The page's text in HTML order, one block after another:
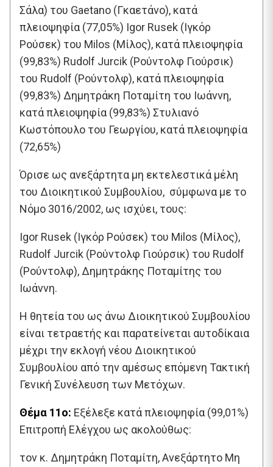
Σάλα) του Gaetano (Γκαετάνο), κατά
πλειοψηφία (77,05%) Igor Rusek (Ιγκόρ
Ρούσεκ) του Milos (Μίλος), κατά πλειοψηφία
(99,83%) Rudolf Jurcik (Ρούντολφ Γιούρσικ)
του Rudolf (Ρούντολφ), κατά πλειοψηφία
(99,83%) Δημητράκη Ποταμίτη του Ιωάννη,
κατά πλειοψηφία (99,83%) Στυλιανό
Κωστόπουλο του Γεωργίου, κατά πλειοψηφία
(72,65%)
Όρισε ως ανεξάρτητα μη εκτελεστικά μέλη
του Διοικητικού Συμβουλίου, σύμφωνα με το
Νόμο 3016/2002, ως ισχύει, τους:
Igor Rusek (Ιγκόρ Ρούσεκ) του Milos (Μίλος),
Rudolf Jurcik (Ρούντολφ Γιούρσικ) του Rudolf
(Ρούντολφ), Δημητράκης Ποταμίτης του
Ιωάννη.
Η θητεία του ως άνω Διοικητικού Συμβουλίου
είναι τετραετής και παρατείνεται αυτοδίκαια
μέχρι την εκλογή νέου Διοικητικού
Συμβουλίου από την αμέσως επόμενη Τακτική
Γενική Συνέλευση των Μετόχων.
Θέμα 11ο: Εξέλεξε κατά πλειοψηφία (99,01%)
Επιτροπή Ελέγχου ως ακολούθως:
τον κ. Δημητράκη Ποταμίτη, Ανεξάρτητο Μη